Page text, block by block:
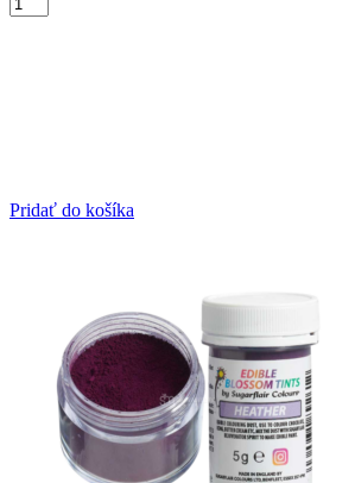
Pridať do košíka